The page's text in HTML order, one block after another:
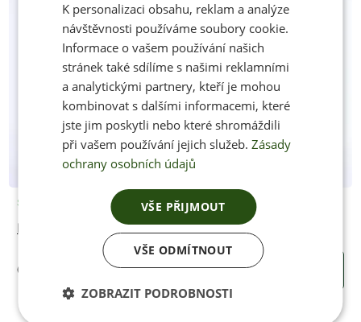
Skladem
Kozačky ETERNAL BROWN (široké lýtko W)
6500 Kč
ENGLISH
K personalizaci obsahu, reklam a analýze
návštěvnosti používáme soubory cookie.
Informace o vašem používání našich
stránek také sdílíme s našimi reklamními
a analytickými partnery, kteří je mohou
kombinovat s dalšími informacemi, které
jste jim poskytli nebo které shromáždili
při vašem používání jejich služeb. Zásady
ochrany osobních údajů
VŠE PŘIJMOUT
VŠE ODMÍTNOUT
ZOBRAZIT PODROBNOSTI